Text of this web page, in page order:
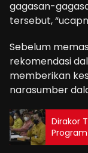
gagasan-
tersebut,
Sebelum
rekomendasi
memberikan
narasumber
Dirakor